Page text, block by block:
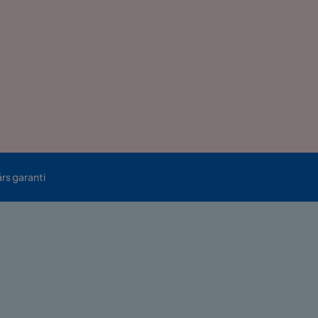
garanti